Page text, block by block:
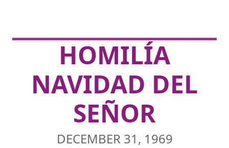
HOMILÍA
NAVIDAD DEL
SEÑOR
DECEMBER 31, 1969